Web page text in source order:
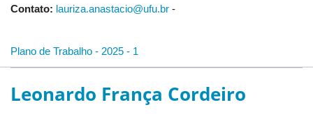
Contato: lauriza.anastacio@ufu.br -
Plano de Trabalho - 2025 - 1
Leonardo França Cordeiro